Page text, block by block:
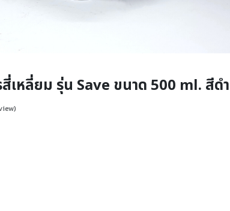
สี่เหลี่ยม รุ่น Save ขนาด 500 ml. สีดำ